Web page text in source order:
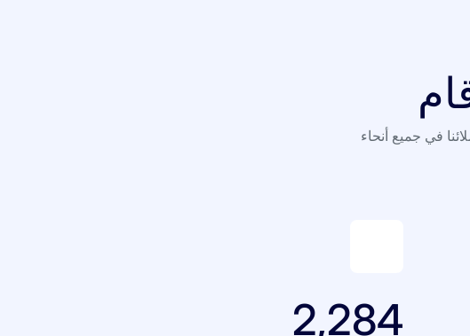
مدار الساعة 24/7 نقدمها لعملائنا في جميع أنحاء
2,284